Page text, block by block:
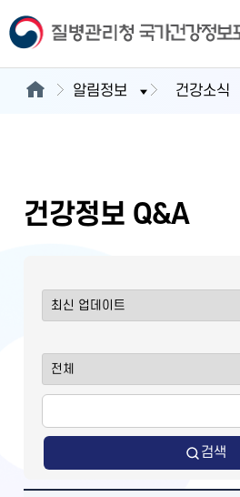
알림정보 건강소식
건강정보 Q&A
검색